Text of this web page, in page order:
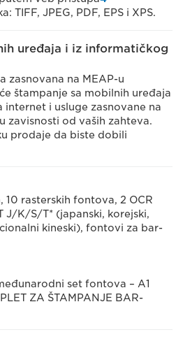
TIFF, JPEG, PDF, EPS i XPS.
uređaja i iz informatičkog
zasnovana na MEAP-u
štampanje sa mobilnih uređaja
internet i usluge zasnovane na
zavisnosti od vaših zahteva.
prodaje da biste dobili
10 rasterskih fontova, 2 OCR
J/K/S/T* (japanski, korejski,
kineski), fontovi za bar-
set fontova – A1
ZA ŠTAMPANJE BAR-